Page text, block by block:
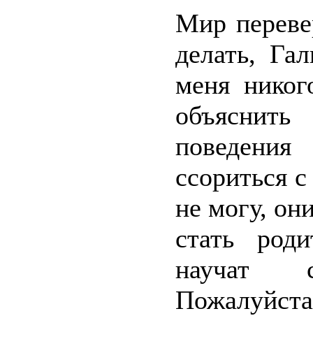
Мир
делать,
меня
ссориться
не могу,
стать
научат